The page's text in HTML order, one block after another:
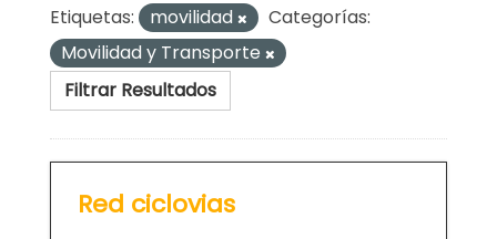
Etiquetas:
movilidad
Categorías:
Movilidad y Transporte
Filtrar Resultados
Red ciclovias